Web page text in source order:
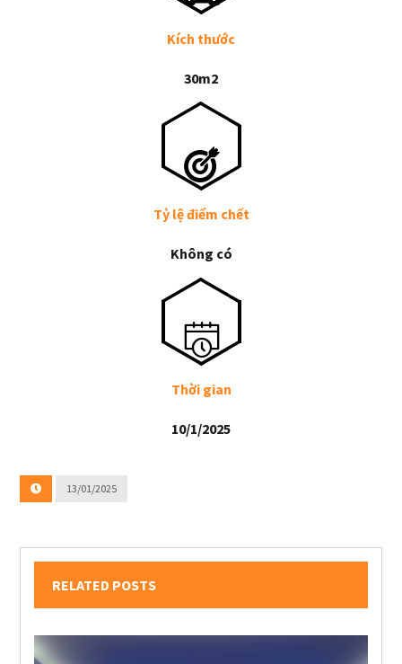
Kích thước
30m2
Tỷ lệ điểm chết
Không có
Thời gian
10/1/2025
13/01/2025
RELATED POSTS